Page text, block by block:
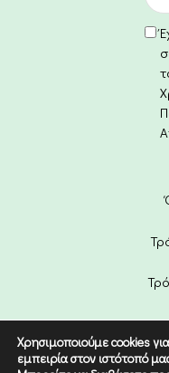
Χρησιμοποιούμε cookies
εμπειρία στον ιστότοπό